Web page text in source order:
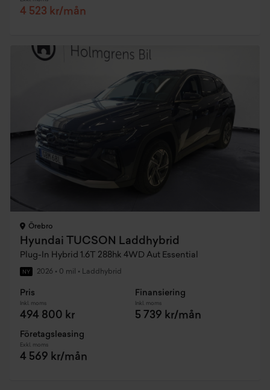
4 523 kr/mån
Örebro
Hyundai TUCSON Laddhybrid
Plug-In Hybrid 1.6T 288hk 4WD Aut Essential
NY 2026 • 0 mil • Laddhybrid
Pris
Inkl. moms
494 800 kr
Finansiering
Inkl. moms
5 739 kr/mån
Företagsleasing
Exkl. moms
4 569 kr/mån